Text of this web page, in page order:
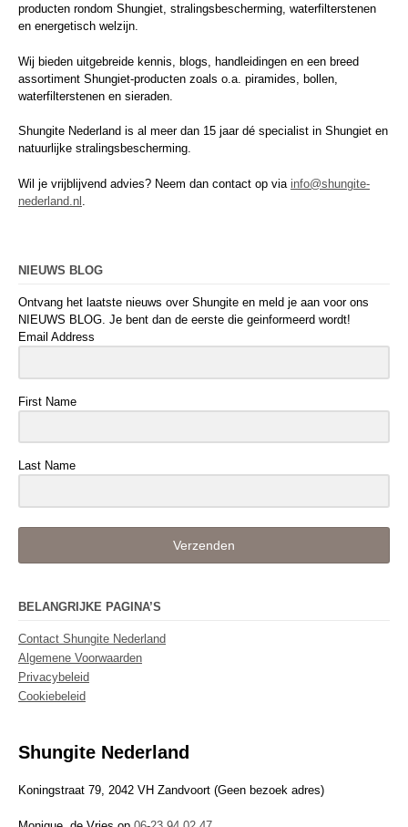
producten rondom Shungiet, stralingsbescherming, waterfilterstenen
en energetisch welzijn.
Wij bieden uitgebreide kennis, blogs, handleidingen en een breed
assortiment Shungiet-producten zoals o.a. piramides, bollen,
waterfilterstenen en sieraden.
Shungite Nederland is al meer dan 15 jaar dé specialist in Shungiet en
natuurlijke stralingsbescherming.
Wil je vrijblijvend advies? Neem dan contact op via info@shungite-
nederland.nl
NIEUWS BLOG
Ontvang het laatste nieuws over Shungite en meld je aan voor ons
NIEUWS BLOG. Je bent dan de eerste die geinformeerd wordt!
Email Address
First Name
Last Name
Verzenden
BELANGRIJKE PAGINA’S
Contact Shungite Nederland
Algemene Voorwaarden
Privacybeleid
Cookiebeleid
Shungite Nederland
Koningstraat 79, 2042 VH Zandvoort (Geen bezoek adres)